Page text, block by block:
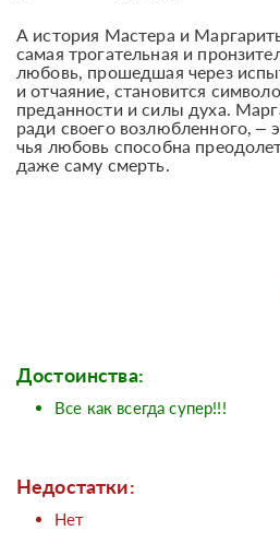
А история Мастера и
самая трогательная и
любовь, прошедшая через
и отчаяние, становится
преданности и силы духа.
ради своего возлюбленного, –
чья любовь способна
даже саму смерть.
Достоинства:
Все как всегда супер!!!
Недостатки:
Нет